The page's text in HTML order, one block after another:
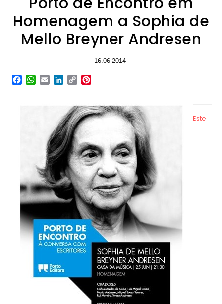
Homenagem a Sophia de
Mello Breyner Andresen
16.06.2014
Facebook
WhatsApp
EmailLinkedIn
Copy